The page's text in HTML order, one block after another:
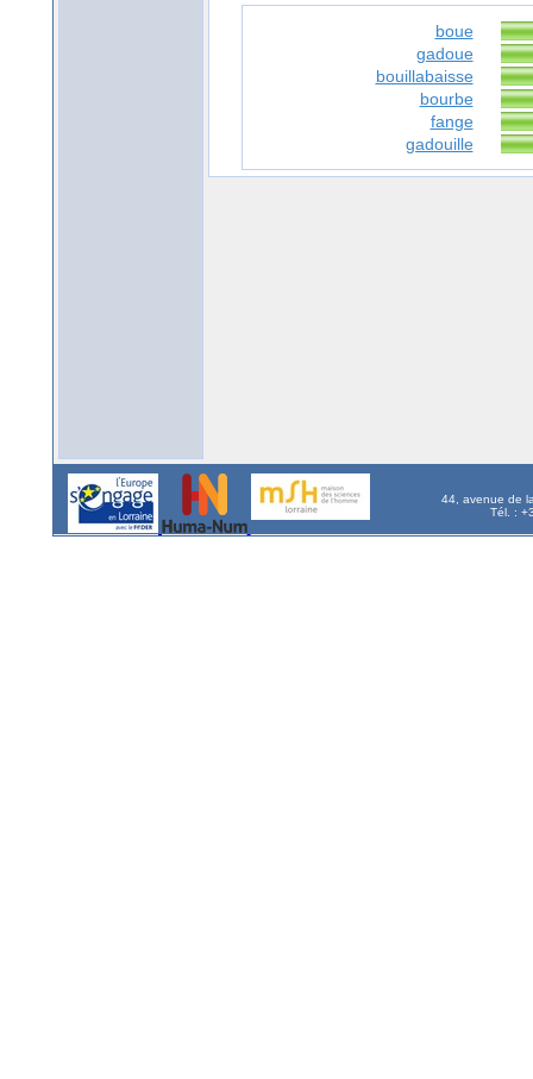
boue
gadoue
bouillabaisse
bourbe
fange
gadouille
44, avenue de
Tél. :